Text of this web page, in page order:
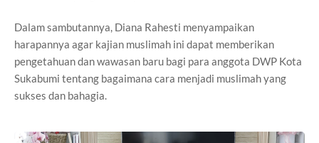
Dalam sambutannya, Diana Rahesti menyampaikan
harapannya agar kajian muslimah ini dapat memberikan
pengetahuan dan wawasan baru bagi para anggota DWP Kota
Sukabumi tentang bagaimana cara menjadi muslimah yang
sukses dan bahagia.